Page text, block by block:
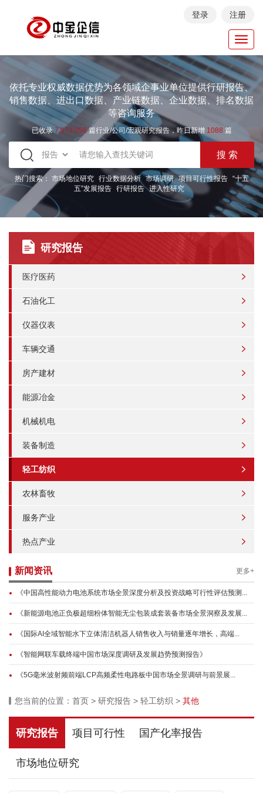
登录 注册
依托专业权威数据优势为各领域企事业单位提供行研报告、
销售数据、进出口数据、产业链数据、企业数据、排名数据
等咨询服务
已收录7.973.258篇行业/公司/宏观研究报告，昨日新增 1088 篇
热门搜索： 市场地位研究 行业数据分析 市场调研 项目可行性报告
“十五
五”发展报告 行研报告 进入性研究
研究报告
医疗医药
石油化工
仪器仪表
车辆交通
房产建材
能源冶金
机械机电
装备制造
轻工纺织
农林畜牧
服务产业
热点产业
新闻资讯 更多+
《中国高性能动力电池系统市场全景深度分析及投资战略可行性评估预测...
《新能源电池正负极超细粉体智能无尘包装成套装备市场全景洞察及发展...
《国际AI全域智能水下立体清洁机器人销售收入与销量逐年增长，高端...
《智能网联车载终端中国市场深度调研及发展趋势预测报告》
《5G毫米波射频前端LCP高频柔性电路板中国市场全景调研与前景展...
您当前的位置： 首页 > 研究报告 > 轻工纺织 > 其他
研究报告 项目可行性 国产化率报告
市场地位研究